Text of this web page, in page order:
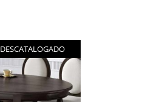
DESCATALOGADO